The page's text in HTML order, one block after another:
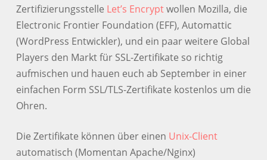
Zertifizierungsstelle Let’s Encryptwollen Mozilla, die
Electronic Frontier Foundation (EFF), Automattic
(WordPress Entwickler), und ein paar weitere Global
Players den Markt für SSL-Zertifikate so richtig
aufmischen und hauen euch ab September in einer
einfachen Form SSL/TLS-Zertifikate kostenlos um die
Ohren.
Die Zertifikate können über einen Unix-Client
automatisch (Momentan Apache/Nginx)